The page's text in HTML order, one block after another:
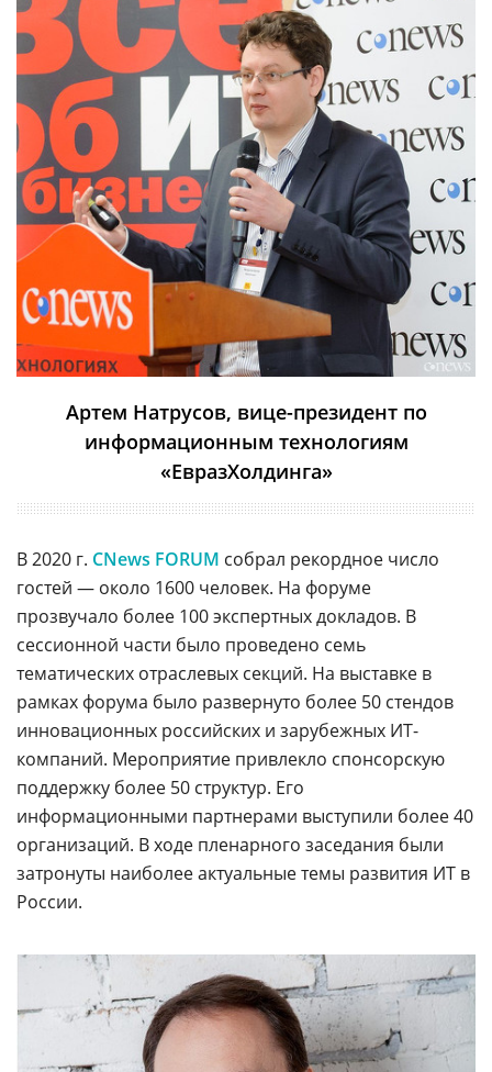
Артем Натрусов, вице-президент по
информационным технологиям
«ЕвразХолдинга»
В 2020 г. CNews FORUM собрал рекордное число
гостей — около 1600 человек. На форуме
прозвучало более 100 экспертных докладов. В
сессионной части было проведено семь
тематических отраслевых секций. На выставке в
рамках форума было развернуто более 50 стендов
инновационных российских и зарубежных ИТ-
компаний. Мероприятие привлекло спонсорскую
поддержку более 50 структур. Его
информационными партнерами выступили более 40
организаций. В ходе пленарного заседания были
затронуты наиболее актуальные темы развития ИТ в
России.